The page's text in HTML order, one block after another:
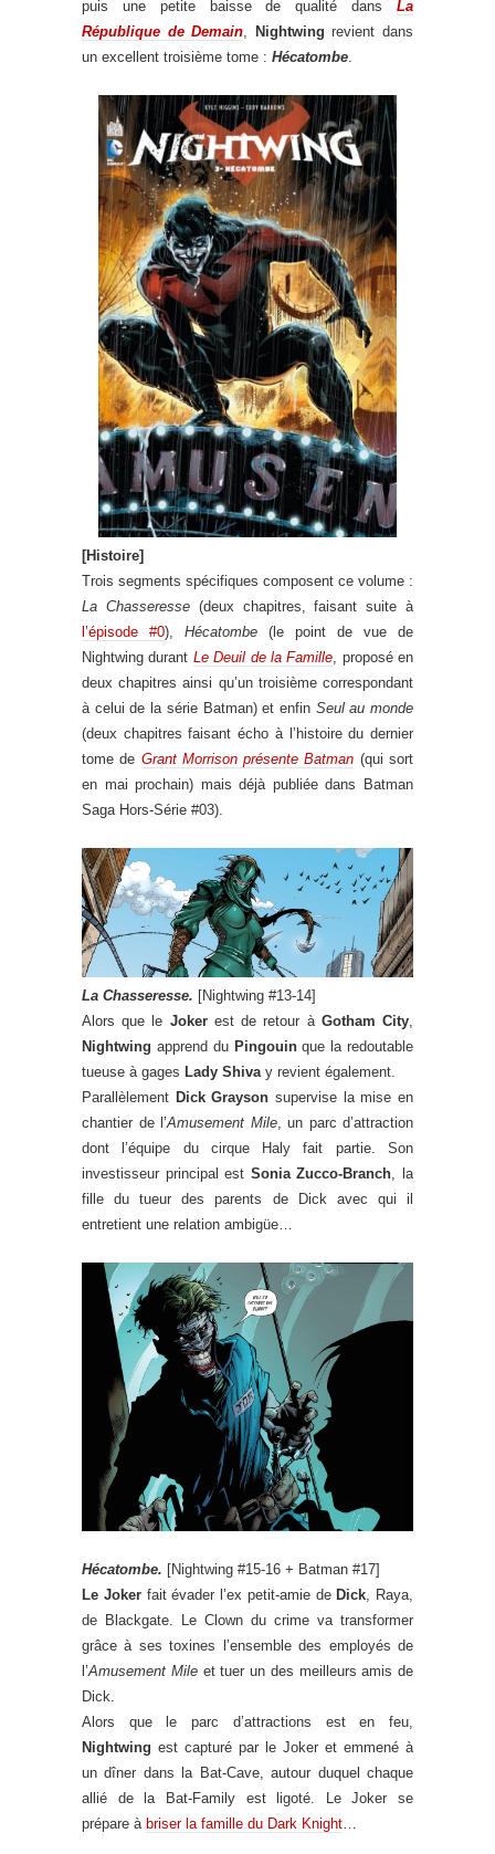
puis une petite baisse de qualité dans La
République de Demain, Nightwing revient dans
un excellent troisième tome : Hécatombe.
[Histoire]
Trois segments spécifiques composent ce volume :
La Chasseresse(deux chapitres, faisant suite à
l’épisode #0), Hécatombe (le point de vue de
Nightwing durant Le Deuil de la Famille , proposé en
deux chapitres ainsi qu’un troisième correspondant
à celui de la série Batman) et enfin Seul au monde
(deux chapitres faisant écho à l’histoire du dernier
tome de Grant Morrison présente Batman (qui sort
en mai prochain) mais déjà publiée dans Batman
Saga Hors-Série #03).
La Chasseresse. [Nightwing #13-14]
Alors que le Jokerest de retour à Gotham City
Nightwing apprend du Pingouinque la redoutable
tueuse à gages Lady Shiva y revient également.
Parallèlement Dick Grayson supervise la mise en
chantier de l’Amusement Mile, un parc d’attraction
dont l’équipe du cirque Haly fait partie. Son
investisseur principal est Sonia Zucco-Branch , la
fille du tueur des parents de Dick avec qui il
entretient une relation ambigüe…
Hécatombe. [Nightwing #15-16 + Batman #17]
Le Jokerfait évader l’ex petit-amie deDick , Raya,
de Blackgate. Le Clown du crime va transformer
grâce à ses toxines l’ensemble des employés de
l’Amusement Mileet tuer un des meilleurs amis de
Dick.
Alors que le parc d’attractions est en feu,
Nightwing est capturé par le Joker et emmené à
un dîner dans la Bat-Cave, autour duquel chaque
allié de la Bat-Family est ligoté. Le Joker se
prépare à briser la famille du Dark Knight